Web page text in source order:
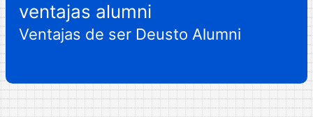
ventajas alumni
Ventajas de ser Deusto Alumni